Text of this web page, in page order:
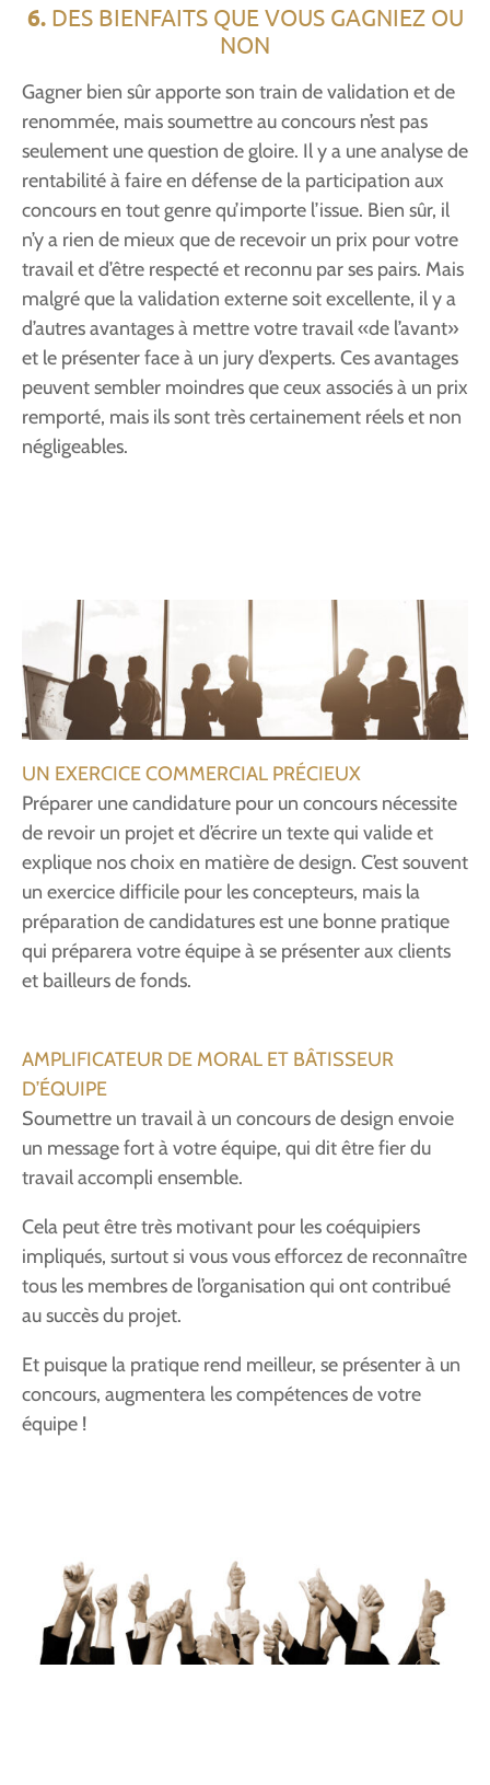
6.DES BIENFAITS QUE VOUS GAGNIEZ OU
NON
Gagner bien sûr apporte son train de validation et de
renommée, mais soumettre au concours n’est pas
seulement une question de gloire. Il y a une analyse de
rentabilité à faire en défense de la participation aux
concours en tout genre qu’importe l’issue. Bien sûr, il
n’y a rien de mieux que de recevoir un prix pour votre
travail et d’être respecté et reconnu par ses pairs. Mais
malgré que la validation externe soit excellente, il y a
d’autres avantages à mettre votre travail «de l’avant»
et le présenter face à un jury d’experts. Ces avantages
peuvent sembler moindres que ceux associés à un prix
remporté, mais ils sont très certainement réels et non
négligeables.
UN EXERCICE COMMERCIAL PRÉCIEUX
Préparer une candidature pour un concours nécessite
de revoir un projet et d’écrire un texte qui valide et
explique nos choix en matière de design. C’est souvent
un exercice difficile pour les concepteurs, mais la
préparation de candidatures est une bonne pratique
qui préparera votre équipe à se présenter aux clients
et bailleurs de fonds.
AMPLIFICATEUR DE MORAL ET BÂTISSEUR
D’ÉQUIPE
Soumettre un travail à un concours de design envoie
un message fort à votre équipe, qui dit être fier du
travail accompli ensemble.
Cela peut être très motivant pour les coéquipiers
impliqués, surtout si vous vous efforcez de reconnaître
tous les membres de l’organisation qui ont contribué
au succès du projet.
Et puisque la pratique rend meilleur, se présenter à un
concours, augmentera les compétences de votre
équipe !